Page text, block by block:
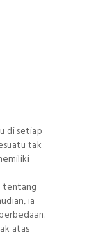
di setiap
tak
tentang
ia
atas